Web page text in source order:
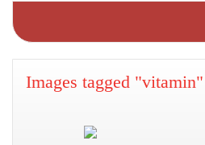
Images tagged "vitamin"